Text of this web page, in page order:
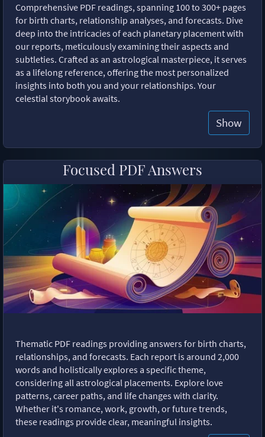
Comprehensive PDF readings, spanning 100 to 300+ pages
for birth charts, relationship analyses, and forecasts. Dive
deep into the intricacies of each planetary placement with
our reports, meticulously examining their aspects and
subtleties. Crafted as an astrological masterpiece, it serves
as a lifelong reference, offering the most personalized
insights into both you and your relationships. Your
celestial storybook awaits.
Show
Focused PDF Answers
Thematic PDF readings providing answers for birth charts,
relationships, and forecasts. Each report is around 2,000
words and holistically explores a specific theme,
considering all astrological placements. Explore love
patterns, career paths, and life changes with clarity.
Whether it's romance, work, growth, or future trends,
these readings provide clear, meaningful insights.